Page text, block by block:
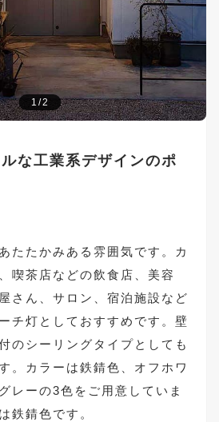
1/2
な工業系デザインのポ
たたかみある雰囲気です。カ
喫茶店などの飲食店、美容
さん、サロン、宿泊施設など
チ灯としておすすめです。壁
のシーリングタイプとしても
。カラーは鉄錆色、オフホワ
レーの3色をご用意していま
鉄錆色です。